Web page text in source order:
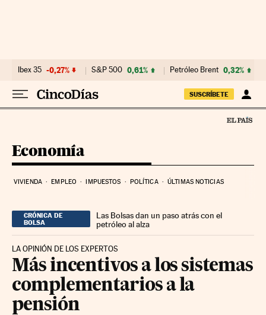
Ibex 35 -0,27% S&P 500 0,61% Petróleo Brent 0,32%
SUSCRÍBETE
Economía
VIVIENDA EMPLEO IMPUESTOS POLÍTICA ÚLTIMAS NOTICIAS
CRÓNICA DE
BOLSA
Las Bolsas dan un paso atrás con el
petróleo al alza
LA OPINIÓN DE LOS EXPERTOS
Más incentivos a los sistemas
complementarios a la
pensión